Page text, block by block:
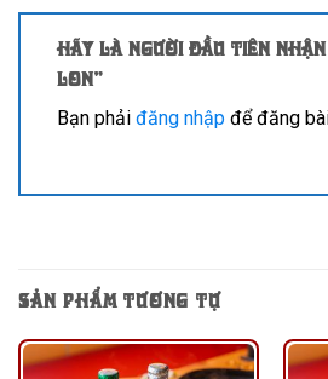
Hãy là người đầu tiên
Lon”
Bạn phải đăng nhập để đăng
SẢN PHẨM TƯƠNG TỰ